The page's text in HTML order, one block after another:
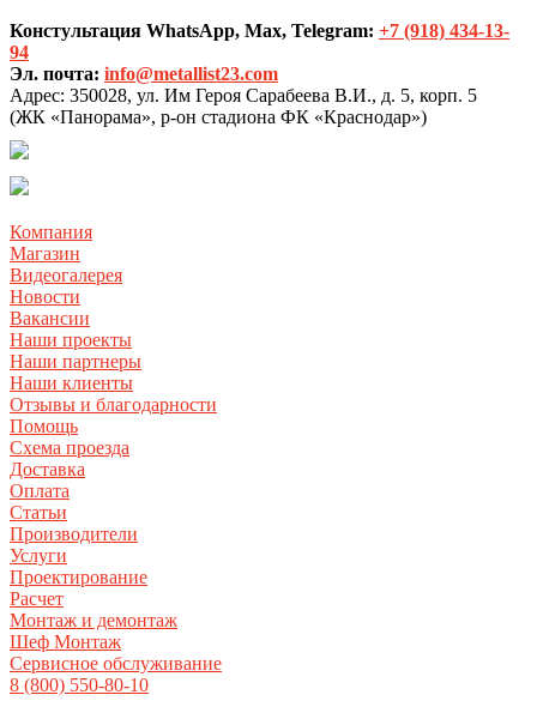
Констультация WhatsApp, Max, Telegram: +7 (918) 434-13-
94
Эл. почта: info@metallist23.com
Адрес: 350028, ул. Им Героя Сарабеева В.И., д. 5, корп. 5
(ЖК «Панорама», р-он стадиона ФК «Краснодар»)
Компания
Магазин
Видеогалерея
Новости
Вакансии
Наши проекты
Наши партнеры
Наши клиенты
Отзывы и благодарности
Помощь
Схема проезда
Доставка
Оплата
Статьи
Производители
Услуги
Проектирование
Расчет
Монтаж и демонтаж
Шеф Монтаж
Сервисное обслуживание
8 (800) 550-80-10